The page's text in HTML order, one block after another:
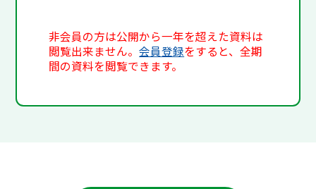
非会員の方は公開から一年を超えた資料は
閲覧出来ません。会員登録をすると、全期
間の資料を閲覧できます。